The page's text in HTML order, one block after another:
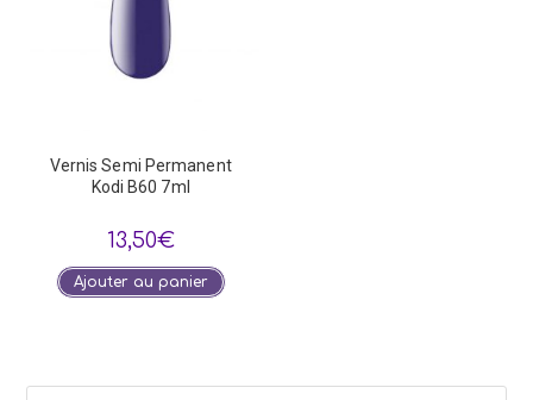
Vernis Semi Permanent
Kodi B60 7ml
13,50€
Ajouter au panier